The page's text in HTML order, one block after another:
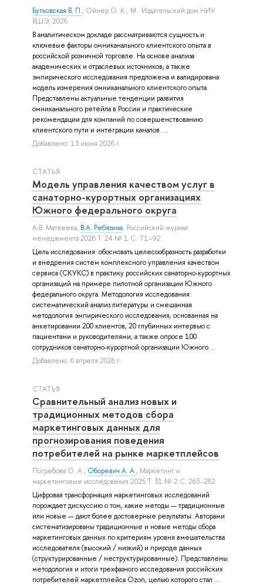
Бутковская В. П., Ойнер О. К., М.: Издательский дом НИУ
ВШЭ, 2026.
В аналитическом докладе рассматриваются сущность и
ключевые факторы омниканального клиентского опыта в
российской розничной торговле. На основе анализа
академических и отраслевых источников, а также
эмпирического исследования предложена и валидирована
модель измерения омниканального клиентского опыта.
Представлены актуальные тенденции развития
омниканального ретейла в России и практические
рекомендации для компаний по совершенствованию
клиентского пути и интеграции каналов. ...
Добавлено: 13 июня 2026 г.
СТАТЬЯ
Модель управления качеством услуг в
санаторно-курортных организациях
Южного федерального округа
А.В. Матвеева, В.А. Ребязина, Российский журнал
менеджмента 2026 Т. 24 № 1 С. 71–92
Цель исследования: обосновать целесообразность разработки
и внедрения систем комплексного управления качеством
сервиса (СКУКС) в практику российских санаторно-курортных
организаций на примере пилотной организации Южного
федерального округа. Методология исследования:
систематический анализ литературы и смешанная
методология эмпирического исследования, основанная на
анкетировании 200 клиентов, 20 глубинных интервью с
пациентами и руководителями, а также опросе 100
сотрудников санаторно-курортной организации Южного ...
Добавлено: 6 апреля 2026 г.
СТАТЬЯ
Сравнительный анализ новых и
традиционных методов сбора
маркетинговых данных для
прогнозирования поведения
потребителей на рынке маркетплейсов
Погребова О. А., Оборевич А. А., Маркетинг и
маркетинговые исследования 2026 Т. 31 № 2 С. 263–282
Цифровая трансформация маркетинговых исследований
порождает дискуссию о том, какие методы — традиционные
или новые — дают более достоверные результаты. Авторами
систематизированы традиционные и новые методы сбора
маркетинговых данных по критериям уровня вмешательства
исследователя (высокий / низкий) и природе данных
(структурированные / неструктурированные). Представлены
методология и итоги трехфазного исследования российских
потребителей маркетплейса Ozon, целью которого стал ...